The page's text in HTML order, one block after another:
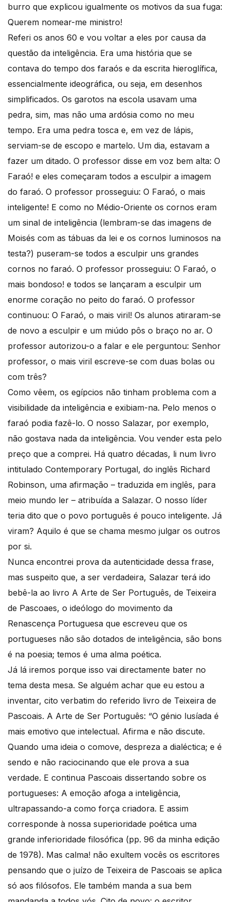
burro que explicou igualmente os motivos da sua fuga:
Querem nomear-me ministro!
Referi os anos 60 e vou voltar a eles por causa da
questão da inteligência. Era uma história que se
contava do tempo dos faraós e da escrita hieroglífica,
essencialmente ideográfica, ou seja, em desenhos
simplificados. Os garotos na escola usavam uma
pedra, sim, mas não uma ardósia como no meu
tempo. Era uma pedra tosca e, em vez de lápis,
serviam-se de escopo e martelo. Um dia, estavam a
fazer um ditado. O professor disse em voz bem alta: O
Faraó! e eles começaram todos a esculpir a imagem
do faraó. O professor prosseguiu: O Faraó, o mais
inteligente! E como no Médio-Oriente os cornos eram
um sinal de inteligência (lembram-se das imagens de
Moisés com as tábuas da lei e os cornos luminosos na
testa?) puseram-se todos a esculpir uns grandes
cornos no faraó. O professor prosseguiu: O Faraó, o
mais bondoso! e todos se lançaram a esculpir um
enorme coração no peito do faraó. O professor
continuou: O Faraó, o mais viril! Os alunos atiraram-se
de novo a esculpir e um miúdo pôs o braço no ar. O
professor autorizou-o a falar e ele perguntou: Senhor
professor, o mais viril escreve-se com duas bolas ou
com três?
Como vêem, os egípcios não tinham problema com a
visibilidade da inteligência e exibiam-na. Pelo menos o
faraó podia fazê-lo. O nosso Salazar, por exemplo,
não gostava nada da inteligência. Vou vender esta pelo
preço que a comprei. Há quatro décadas, li num livro
intitulado Contemporary Portugal, do inglês Richard
Robinson, uma afirmação – traduzida em inglês, para
meio mundo ler – atribuída a Salazar. O nosso líder
teria dito que o povo português é pouco inteligente. Já
viram? Aquilo é que se chama mesmo julgar os outros
por si.
Nunca encontrei prova da autenticidade dessa frase,
mas suspeito que, a ser verdadeira, Salazar terá ido
bebê-la ao livro A Arte de Ser Português, de Teixeira
de Pascoaes, o ideólogo do movimento da
Renascença Portuguesa que escreveu que os
portugueses não são dotados de inteligência, são bons
é na poesia; temos é uma alma poética.
Já lá iremos porque isso vai directamente bater no
tema desta mesa. Se alguém achar que eu estou a
inventar, cito verbatim do referido livro de Teixeira de
Pascoais. A Arte de Ser Português: “O génio lusíada é
mais emotivo que intelectual. Afirma e não discute.
Quando uma ideia o comove, despreza a dialéctica; e é
sendo e não raciocinando que ele prova a sua
verdade. E continua Pascoais dissertando sobre os
portugueses: A emoção afoga a inteligência,
ultrapassando-a como força criadora. E assim
corresponde à nossa superioridade poética uma
grande inferioridade filosófica (pp. 96 da minha edição
de 1978). Mas calma! não exultem vocês os escritores
pensando que o juízo de Teixeira de Pascoais se aplica
só aos filósofos. Ele também manda a sua bem